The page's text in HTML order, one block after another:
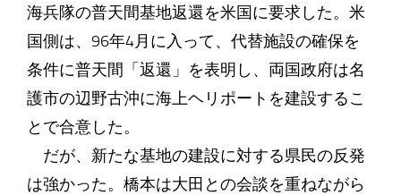
海兵隊の普天間基地返還を米国に要求した。米
国側は、96年4月に入って、代替施設の確保を
条件に普天間「返還」を表明し、両国政府は名
護市の辺野古沖に海上ヘリポートを建設するこ
とで合意した。
だが、新たな基地の建設に対する県民の反発
は強かった。橋本は大田との会談を重ねながら